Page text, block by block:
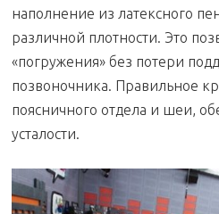
наполнение из латексного
различной плотности. Это
«погружения» без потери
позвоночника. Правильное
поясничного отдела и шеи,
усталости.